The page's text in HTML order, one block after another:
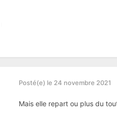
Posté(e) le 24 novembre 2021
Mais elle repart ou plus du